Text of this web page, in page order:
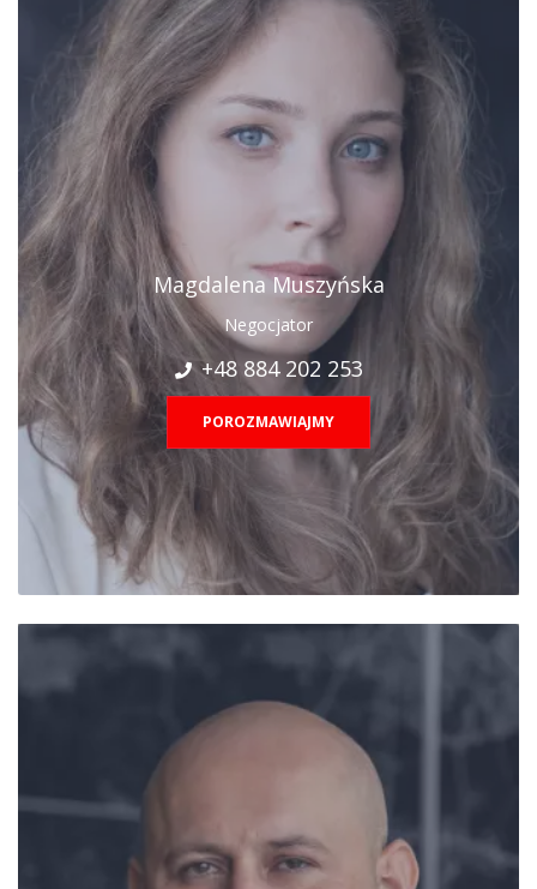
Magdalena Muszyńska
Negocjator
+48 884 202 253
POROZMAWIAJMY